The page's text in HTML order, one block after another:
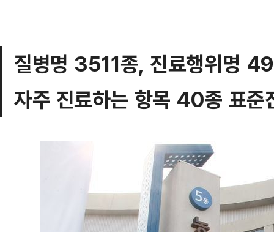
질병명 3511종, 진료행위명
자주 진료하는 항목 40종 표준